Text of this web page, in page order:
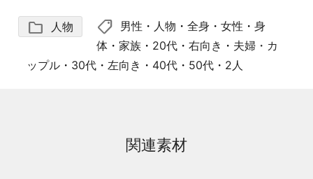
folder 人物 shoppingmode 男性 ・ 人物 ・全身 ・女性 ・身
体 ・家族 ・ 20代 ・右向き ・ 夫婦・カ
ップル・ 30代・ 左向き ・ 40代・ 50代・ 2人
関連素材